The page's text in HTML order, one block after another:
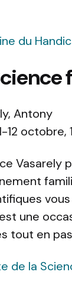
du
Antony
12 octobre,
une
tout en
de la